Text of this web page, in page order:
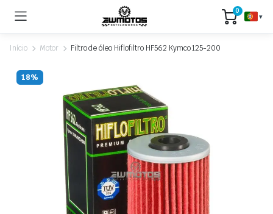
0
▾
Início Motor Filtro de óleo Hiflofiltro HF562 Kymco 125-200
18%